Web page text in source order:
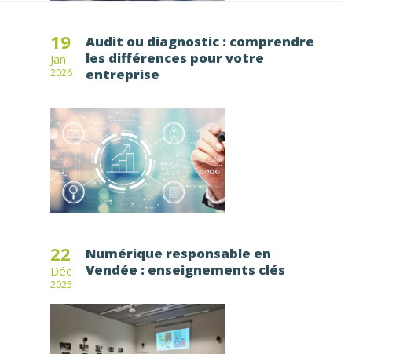
19
Jan
2026
Audit ou diagnostic : comprendre
les différences pour votre
entreprise
22
Déc
2025
Numérique responsable en
Vendée : enseignements clés